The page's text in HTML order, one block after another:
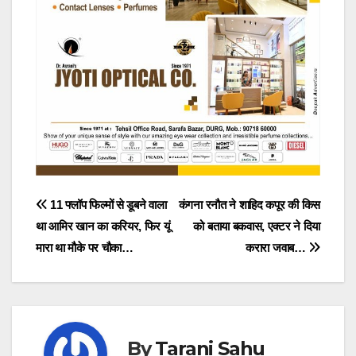
Post
navigation
कंगना रनौत ने शाहिद कपूर की किस
को बताया बकवास, एक्टर ने दिया
करारा जवाब…
11 फ्लॉप फिल्मों से डूबने वाला
था आमिर खान का करियर, फिर यूं
मारा था मौके पर चौका…
ByTarani Sahu